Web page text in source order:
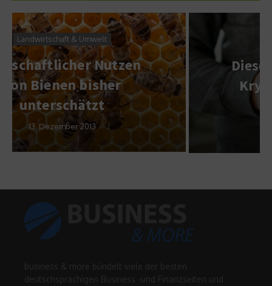
Wirtschaft & Finanzen
Diese Entwicklung in der
Kryptowelt sollten Sie
nicht verpassen
26. November 2024
business & more bündelt viele der besten
deutschsprachigen Business -und Finanzseiten und